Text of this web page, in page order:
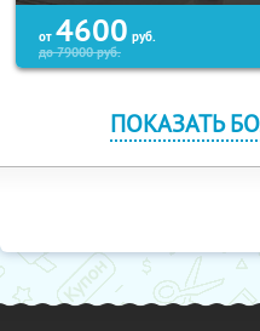
от 4600 руб.
до79000руб.
ПОКАЗАТЬ